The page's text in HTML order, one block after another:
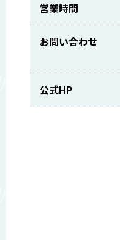
営業時間
お問い合わせ
公式HP